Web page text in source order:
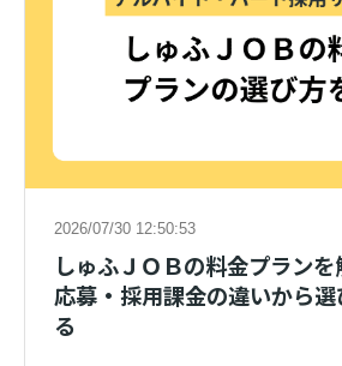
2026/07/30 12:50:53
しゅふＪＯＢの料金プランを
応募・採用課金の違いから
る